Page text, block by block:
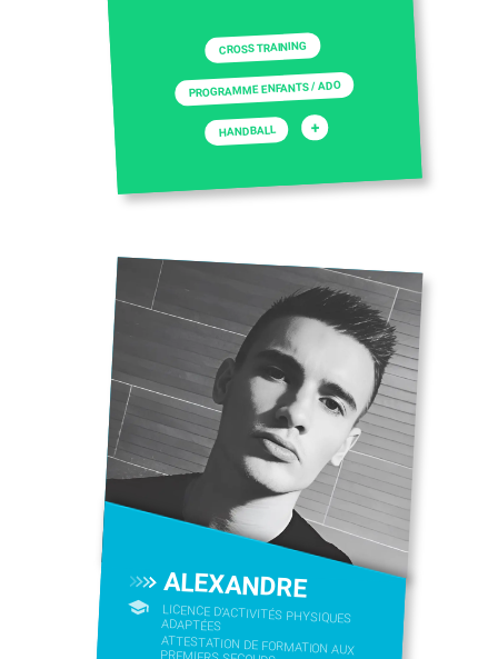
CROSS TRAINING
PROGRAMME ENFANTS / ADO
HANDBALL +
ALEXANDRE
LICENCE D’ACTIVITÉS PHYSIQUES
ADAPTÉES
ATTESTATION DE FORMATION AUX